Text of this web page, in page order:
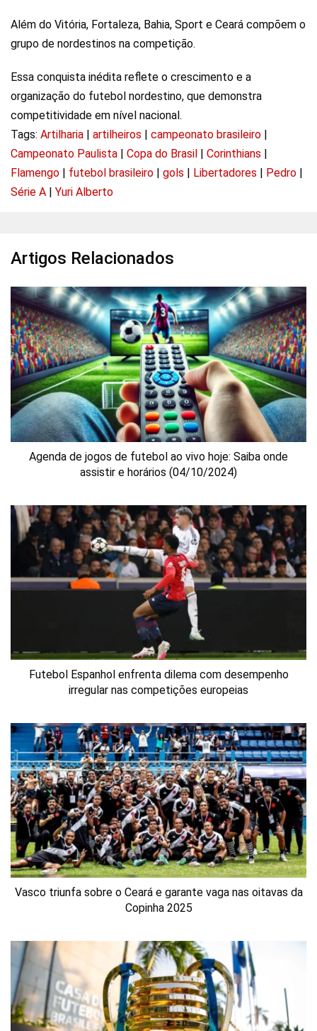
Além do Vitória, Fortaleza, Bahia, Sport e Ceará compõem o
grupo de nordestinos na competição.
Essa conquista inédita reflete o crescimento e a
organização do futebol nordestino, que demonstra
competitividade em nível nacional.
Tags: Artilharia artilheiros campeonato brasileiro
Campeonato Paulista
Copa do Brasil Corinthians
Flamengo
futebol brasileiro gols Libertadores Pedro
Série A
Yuri Alberto
Artigos Relacionados
Agenda de jogos de futebol ao vivo hoje: Saiba onde
assistir e horários (04/10/2024)
Futebol Espanhol enfrenta dilema com desempenho
irregular nas competições europeias
Vasco triunfa sobre o Ceará e garante vaga nas oitavas da
Copinha 2025